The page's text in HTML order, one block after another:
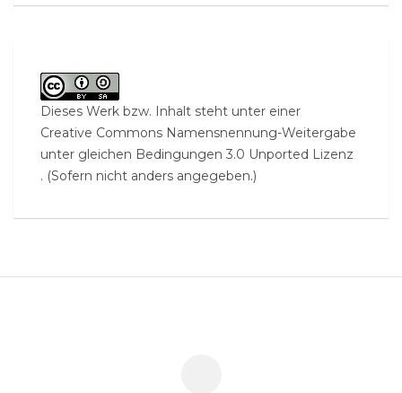
Dieses Werk bzw. Inhalt steht unter einer
Creative Commons Namensnennung-Weitergabe
unter gleichen Bedingungen 3.0 Unported Lizenz
. (Sofern nicht anders angegeben.)